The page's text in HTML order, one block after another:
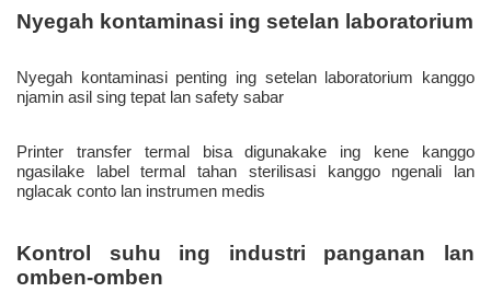
Nyegah kontaminasi penting ing setelan laboratorium kanggo
njamin asil sing tepat lan safety sabar
Printer transfer termal bisa digunakake ing kene kanggo
ngasilake label termal tahan sterilisasi kanggo ngenali lan
nglacak conto lan instrumen medis
Kontrol suhu ing industri panganan lan